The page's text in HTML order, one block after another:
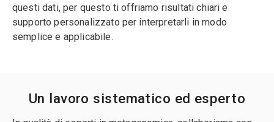
questi dati, per questo ti offriamo risultati chiari e
supporto personalizzato per interpretarli in modo
semplice e applicabile.
Un lavoro sistematico ed esperto